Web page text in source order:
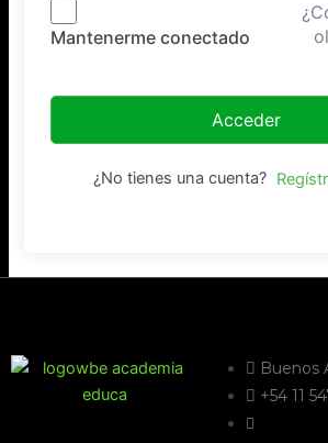
Mantenerme conectado
Acceder
¿No tienes una cuenta?
Buenos
+54 11